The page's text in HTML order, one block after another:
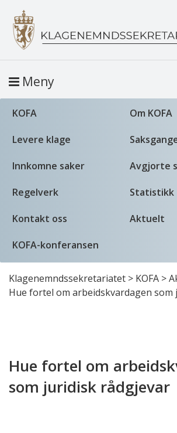
Meny
KOFA Om KOFA
Levere klage
Innkomne saker Avgjorte
Regelverk Statistikk
Kontakt oss Aktuelt
KOFA-konferansen
Klagenemndssekretariatet > KOFA >
Hue fortel om arbeidskvardagen
Hue fortel om
som juridisk rådgjevar